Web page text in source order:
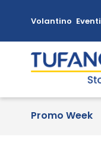
Volantino Eventi
Promo Week